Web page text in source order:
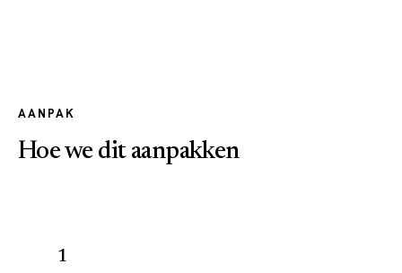
AANPAK
Hoe we dit aanpakken
1